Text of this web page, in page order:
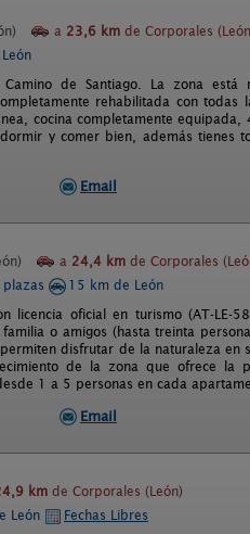
a 23,6 km de Corporales
de Santiago. La zona
rehabilitada con
cocina completamente
y comer bien, además tienes
Email
a 24,4 km de Corporales
15 km de León
licencia oficial en turismo (AT-LE-
o amigos (hasta treinta
disfrutar de la naturaleza en
de la zona que ofrece la
1 a 5 personas en cada
Email
km de Corporales (León)
León
Fechas Libres